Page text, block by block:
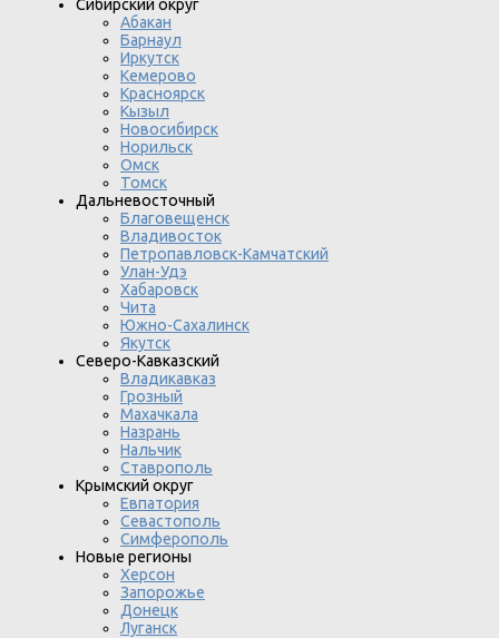
Сибирский округ
Абакан
Барнаул
Иркутск
Кемерово
Красноярск
Кызыл
Новосибирск
Норильск
Омск
Томск
Дальневосточный
Благовещенск
Владивосток
Петропавловск-Камчатский
Улан-Удэ
Хабаровск
Чита
Южно-Сахалинск
Якутск
Северо-Кавказский
Владикавказ
Грозный
Махачкала
Назрань
Нальчик
Ставрополь
Крымский округ
Евпатория
Севастополь
Симферополь
Новые регионы
Херсон
Запорожье
Донецк
Луганск